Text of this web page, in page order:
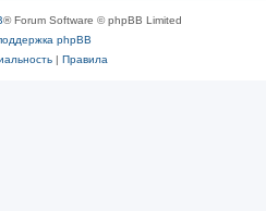
® Forum Software © phpBB Limited
phpBB
| Правила